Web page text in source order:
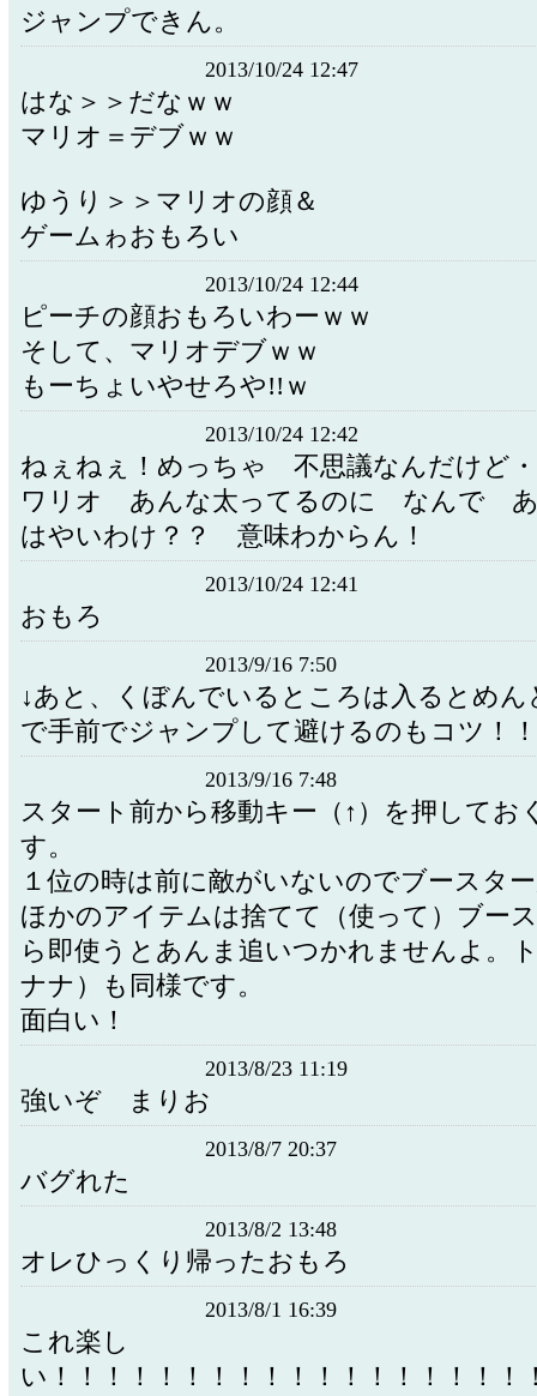
ジャンプできん。
2013/10/24 12:47
はな＞＞だなｗｗ
マリオ＝デブｗｗ
ゆうり＞＞マリオの顔＆
ゲームゎおもろい
2013/10/24 12:44
ピーチの顔おもろいわーｗｗ
そして、マリオデブｗｗ
もーちょいやせろや!!ｗ
2013/10/24 12:42
ねぇねぇ！めっちゃ 不思議なんだけど
ワリオ あんな太ってるのに なんで
はやいわけ？？ 意味わからん！
2013/10/24 12:41
おもろ
2013/9/16 7:50
↓あと、くぼんでいるところは入るとめ
で手前でジャンプして避けるのもコツ！！
2013/9/16 7:48
スタート前から移動キー（↑）を押してお
す。
１位の時は前に敵がいないのでブースタ
ほかのアイテムは捨てて（使って）ブー
ら即使うとあんま追いつかれませんよ。
ナナ）も同様です。
面白い！
2013/8/23 11:19
強いぞ まりお
2013/8/7 20:37
バグれた
2013/8/2 13:48
オレひっくり帰ったおもろ
2013/8/1 16:39
これ楽し
い！！！！！！！！！！！！！！！！！！